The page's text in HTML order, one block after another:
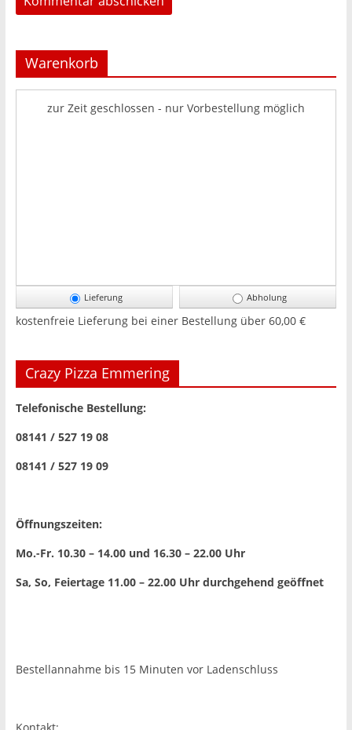
Warenkorb
zur Zeit geschlossen - nur Vorbestellung möglich
Lieferung Abholung
kostenfreie Lieferung bei einer Bestellung über 60,00 €
Crazy Pizza Emmering
Telefonische Bestellung:
08141 / 527 19 08
08141 / 527 19 09
Öffnungszeiten:
Mo.-Fr. 10.30 – 14.00 und 16.30 – 22.00 Uhr
Sa, So, Feiertage 11.00 – 22.00 Uhr durchgehend geöffnet
Bestellannahme bis 15 Minuten vor Ladenschluss